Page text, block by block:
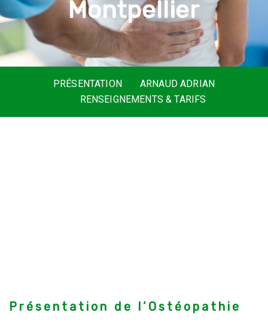
Montpellier
PRÉSENTATION
ARNAUD ADRIAN
RENSEIGNEMENTS & TARIFS
Présentation de l’Ostéopathie